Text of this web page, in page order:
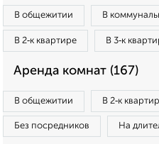
В общежитии В
В 2‑к квартире В 3‑к
Аренда комнат (167)
В общежитии В 2‑к
Без посредников На